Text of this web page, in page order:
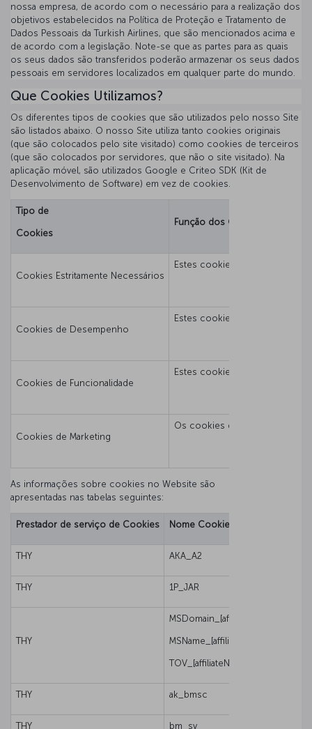
nossa empresa, de acordo com o necessário para a realização dos
objetivos estabelecidos na Política de Proteção e Tratamento de
Dados Pessoais da Turkish Airlines, que são mencionados acima e
de acordo com a legislação. Note-se que as partes para as quais
os seus dados são transferidos poderão armazenar os seus dados
pessoais em servidores localizados em qualquer parte do mundo.
Que Cookies Utilizamos?
Os diferentes tipos de cookies que são utilizados pelo nosso Site
são listados abaixo. O nosso Site utiliza tanto cookies originais
(que são colocados pelo site visitado) como cookies de terceiros
(que são colocados por servidores, que não o site visitado). Na
aplicação móvel, são utilizados Google e Criteo SDK (Kit de
Desenvolvimento de Software) em vez de cookies.
Tipo de
Cookies
Função dos Cookies
Cookies Estritamente Necessários
Estes cookies são essenciais
Cookies de Desempenho
Estes cookies permitem ao
Cookies de Funcionalidade
Estes cookies lembram as
Cookies de Marketing
Os cookies de terceiros (por
As informações sobre cookies no Website são
apresentadas nas tabelas seguintes:
Prestador de serviço de Cookies Nome Cookies
THY AKA_A2
THY 1P_JAR
THY
MSDomain_[affiliateName],
MSName_[affiliateName],
TOV_[affiliateName]
THY ak_bmsc
THY bm_sv